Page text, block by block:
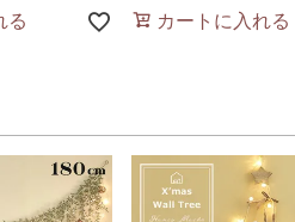
る カートに入れる